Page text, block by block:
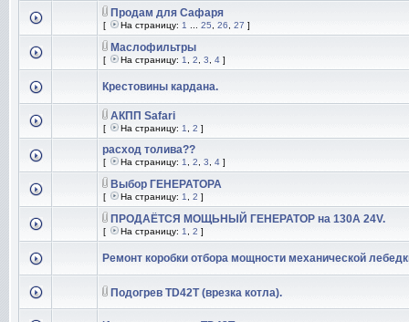
Продам для Сафаря
[ На страницу: 1 25 26 27 ]
Маслофильтры
[ На страницу: 1 2 3 4 ]
Крестовины кардана.
АКПП Safari
[ На страницу: 1 2 ]
расход толива??
[ На страницу: 1 2 3 4 ]
Выбор ГЕНЕРАТОРА
[ На страницу: 1 2 ]
ПРОДАЁТСЯ МОЩЬНЫЙ ГЕНЕРАТОР на 130А 24V.
[ На страницу: 1 2 ]
Ремонт коробки отбора мощности механической
Подогрев TD42T (врезка котла).